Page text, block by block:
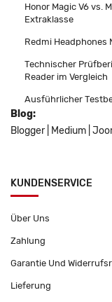
Honor Magic V6 vs.
Extraklasse
Redmi Headphones
Technischer
Reader im Vergleich
Ausführlicher
Blog:
Blogger
Medium
KUNDENSERVICE
Über Uns
Zahlung
Garantie Und
Lieferung